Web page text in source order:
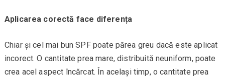
Aplicarea corectă face diferența
Chiar și cel mai bun SPF poate părea greu dacă este aplicat
incorect. O cantitate prea mare, distribuită neuniform, poate
crea acel aspect încărcat. În același timp, o cantitate prea